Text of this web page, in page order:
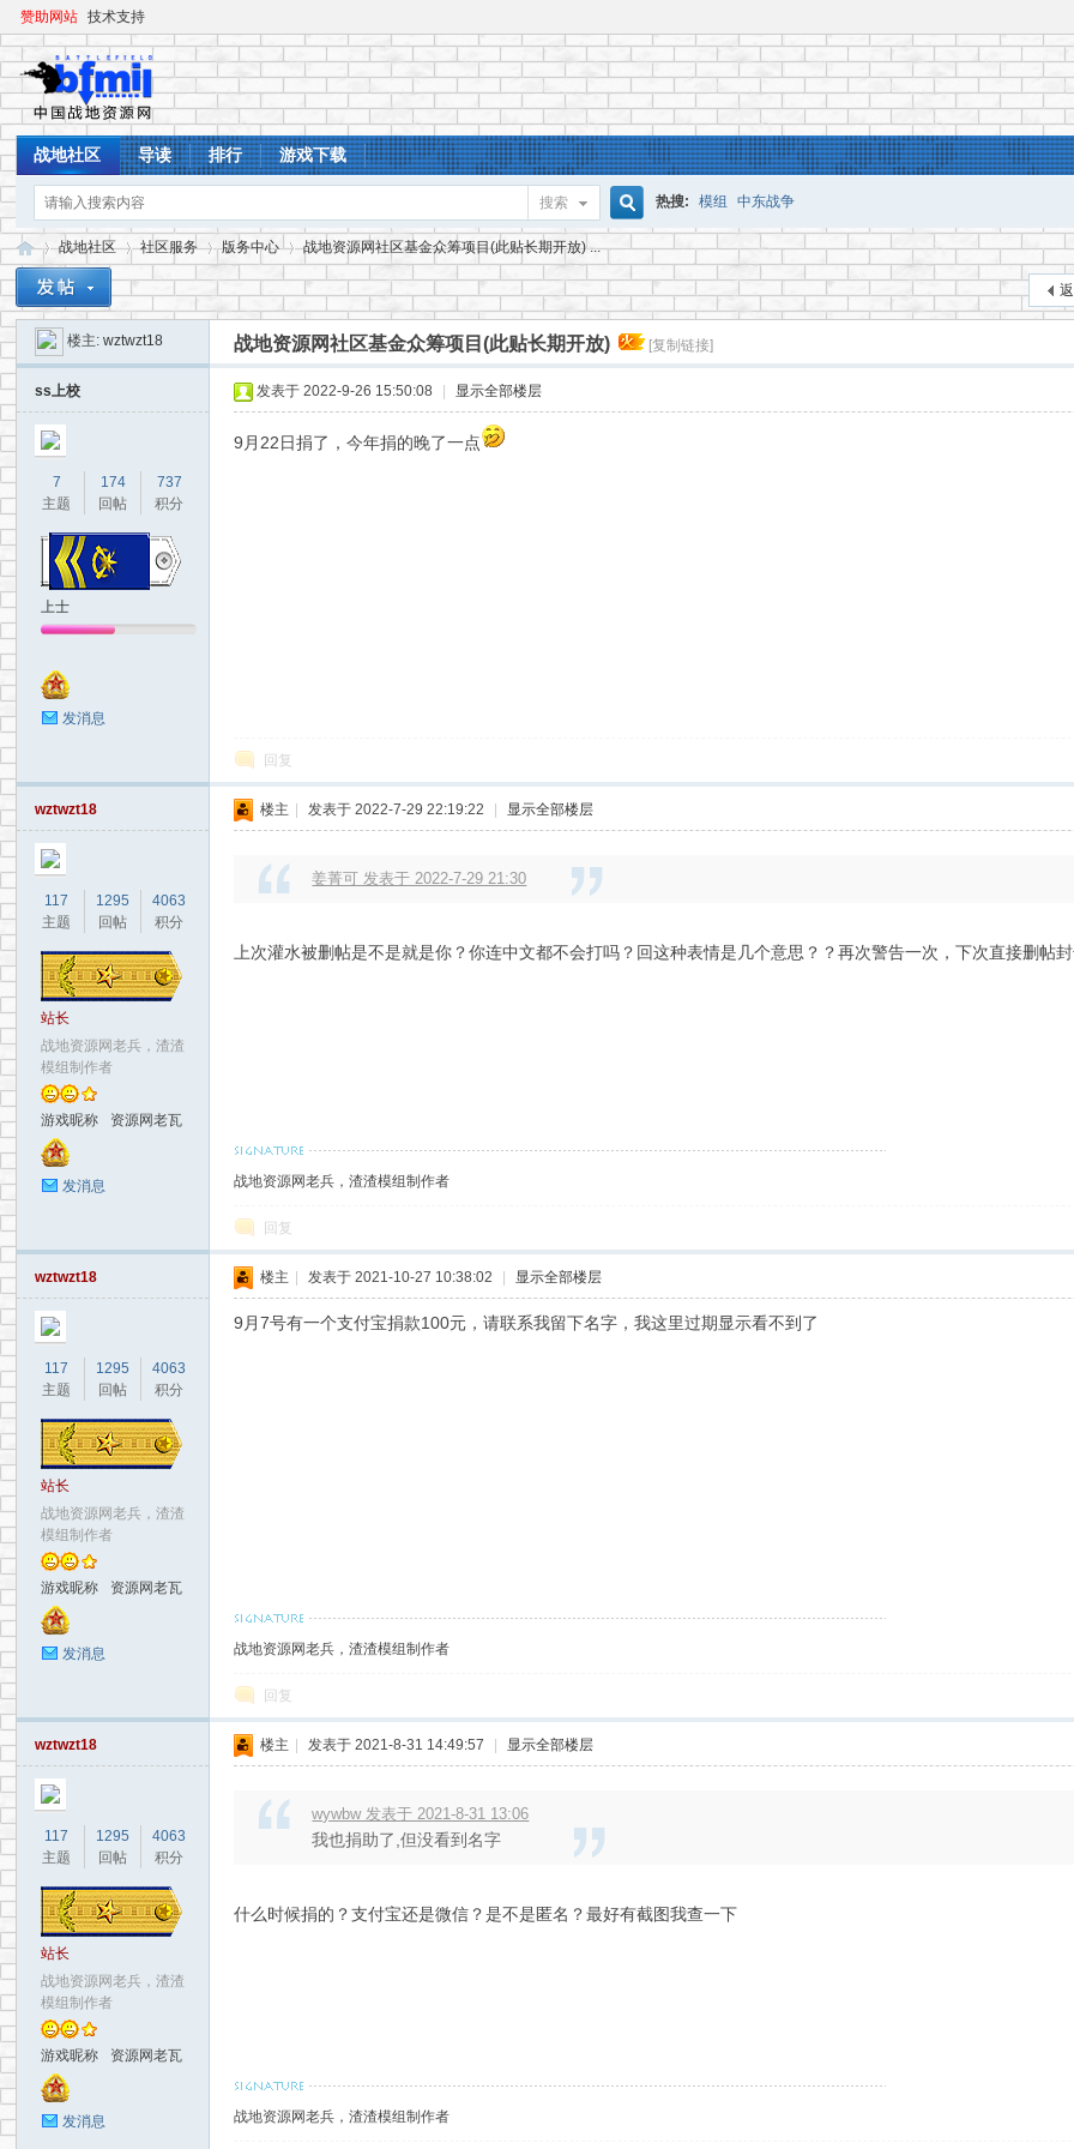
赞助网站 技术支持
战地社区 导读 排行 游戏下载
搜索
索
热搜: 模组 中东战争
资
»
战地社区
›
社区服务 版务中心
›
战地资源网社区基金众筹项目(此贴长期开放) ...
楼主:wztwzt18 战地资源网社区基金众筹项目(此贴长期开放) [复制链接]
ss上校
7
主题
174
回帖
737
积分
上士
发消息
发表于 2022-9-26 15:50:08 显示全部楼层
9月22日捐了，今年捐的晚了一点
回复
wztwzt18
117
主题
1295
回帖
4063
积分
站长
战地资源网老兵，渣渣
模组制作者
游戏昵称 资源网老瓦
发消息
楼主 发表于 2022-7-29 22:19:22 显示全部楼层
姜菁可 发表于 2022-7-29 21:30
上次灌水被删帖是不是就是你？你连中文都不会打吗？回这种表情是几个意思？？再次警告一次，下次直接删帖
战地资源网老兵，渣渣模组制作者
回复
wztwzt18
117
主题
1295
回帖
4063
积分
站长
战地资源网老兵，渣渣
模组制作者
游戏昵称 资源网老瓦
发消息
楼主 发表于 2021-10-27 10:38:02 显示全部楼层
9月7号有一个支付宝捐款100元，请联系我留下名字，我这里过期显示看不到了
战地资源网老兵，渣渣模组制作者
回复
wztwzt18
117
主题
1295
回帖
4063
积分
站长
战地资源网老兵，渣渣
模组制作者
游戏昵称 资源网老瓦
发消息
楼主 发表于 2021-8-31 14:49:57 显示全部楼层
wywbw 发表于 2021-8-31 13:06
我也捐助了,但没看到名字
什么时候捐的？支付宝还是微信？是不是匿名？最好有截图我查一下
战地资源网老兵，渣渣模组制作者